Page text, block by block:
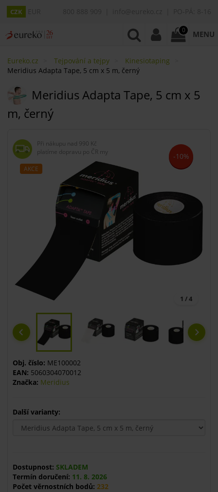
CZK
0 MENU
Eureko.cz Tejpování a tejpy
Kinesiotaping
Meridius Adapta Tape, 5 cm x 5 m, černý
Meridius Adapta Tape, 5 cm x 5
m, černý
Při nákupu nad 990 Kč
platíme dopravu po ČR my
AKCE
-10%
1 / 4
Obj. číslo: ME100002
EAN: 5060304070012
Značka: Meridius
Další varianty:
Dostupnost: SKLADEM
Termín doručení: 11. 8. 2026
Počet věrnostních bodů: 232